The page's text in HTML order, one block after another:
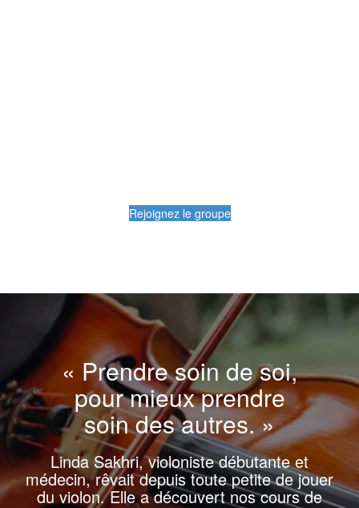
Rejoignez le groupe
« Prendre soin de soi,
pour mieux prendre
soin des autres. »
Linda Sakhri, violoniste débutante et
médecin, rêvait depuis toute petite de jouer
du violon. Elle a découvert nos cours de